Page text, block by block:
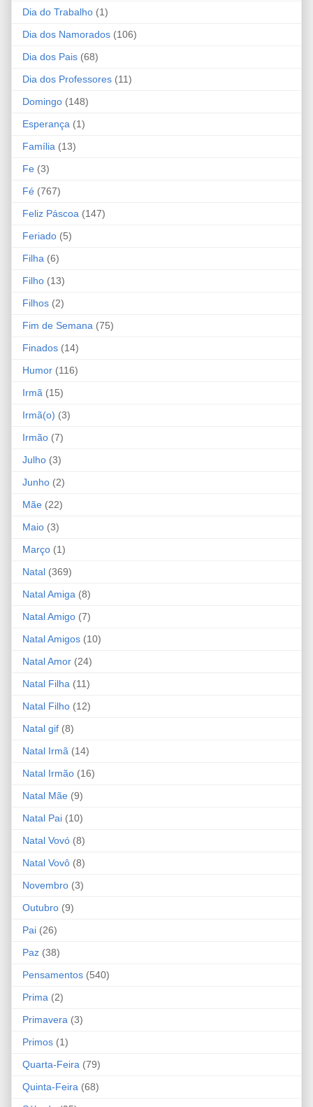
Dia do Trabalho (1)
Dia dos Namorados (106)
Dia dos Pais (68)
Dia dos Professores (11)
Domingo (148)
Esperança (1)
Família (13)
Fe (3)
Fé (767)
Feliz Páscoa (147)
Feriado (5)
Filha (6)
Filho (13)
Filhos (2)
Fim de Semana (75)
Finados (14)
Humor (116)
Irmã (15)
Irmã(o) (3)
Irmão (7)
Julho (3)
Junho (2)
Mãe (22)
Maio (3)
Março (1)
Natal (369)
Natal Amiga (8)
Natal Amigo (7)
Natal Amigos (10)
Natal Amor (24)
Natal Filha (11)
Natal Filho (12)
Natal gif (8)
Natal Irmã (14)
Natal Irmão (16)
Natal Mãe (9)
Natal Pai (10)
Natal Vovó (8)
Natal Vovô (8)
Novembro (3)
Outubro (9)
Pai (26)
Paz (38)
Pensamentos (540)
Prima (2)
Primavera (3)
Primos (1)
Quarta-Feira (79)
Quinta-Feira (68)